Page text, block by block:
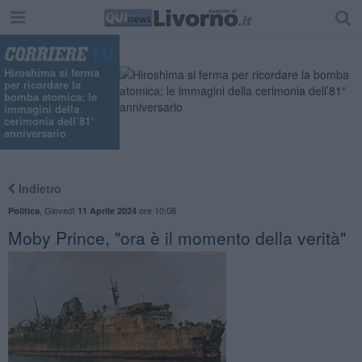
Hiroshima si ferma
per ricordare la
bomba atomica: le
immagini della
cerimonia dell’81°
anniversario
Indietro
Politica Giovedì 11 Aprile 2024ore 10:08
Moby Prince, "ora è il momento della verità"